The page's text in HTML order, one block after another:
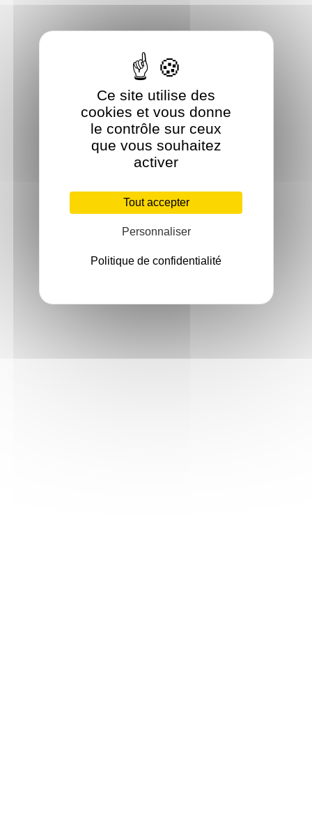
Ce site utilise des
cookies et vous donne
le contrôle sur ceux
que vous souhaitez
activer
Tout accepter
Personnaliser
Politique de confidentialité